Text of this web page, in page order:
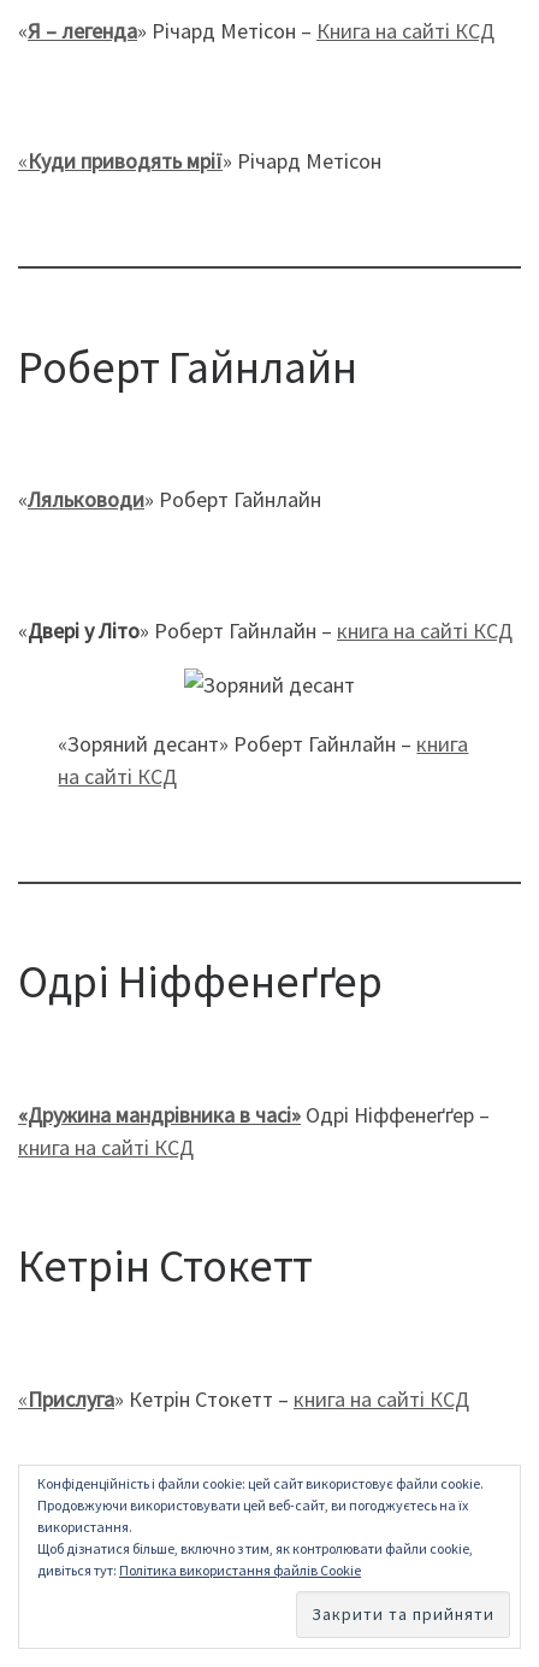
«Я – легенда» Річард Метісон – Книга на сайті КСД
«Куди приводять мрії» Річард Метісон
Роберт Гайнлайн
«Ляльководи» Роберт Гайнлайн
«Двері у Літо» Роберт Гайнлайн – книга на сайті КСД
«Зоряний десант» Роберт Гайнлайн – книга
на сайті КСД
Одрі Ніффенеґґер
«Дружина мандрівника в часі» Одрі Ніффенеґґер –
книга на сайті КСД
Кетрін Стокетт
«Прислуга» Кетрін Стокетт – книга на сайті КСД
Конфіденційність і файли cookie: цей сайт використовує файли cookie.
Продовжуючи використовувати цей веб-сайт, ви погоджуєтесь на їх
використання.
Щоб дізнатися більше, включно з тим, як контролювати файли cookie,
дивіться тут: Політика використання файлів Cookie